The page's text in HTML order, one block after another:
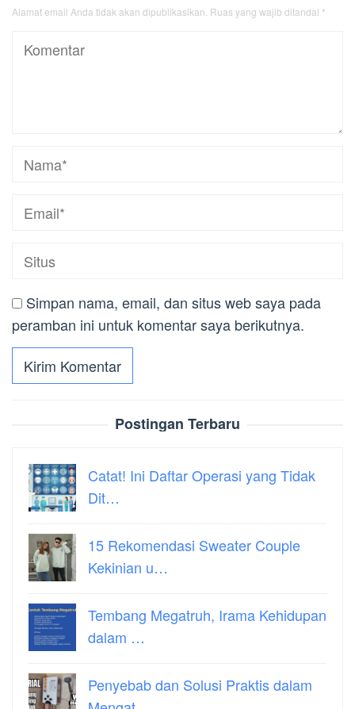
Alamat email Anda tidak akan dipublikasikan. Ruas yang wajib ditandai *
Simpan nama, email, dan situs web saya pada
peramban ini untuk komentar saya berikutnya.
Postingan Terbaru
Catat! Ini Daftar Operasi yang Tidak
Dit…
15 Rekomendasi Sweater Couple
Kekinian u…
Tembang Megatruh, Irama Kehidupan
dalam …
Penyebab dan Solusi Praktis dalam